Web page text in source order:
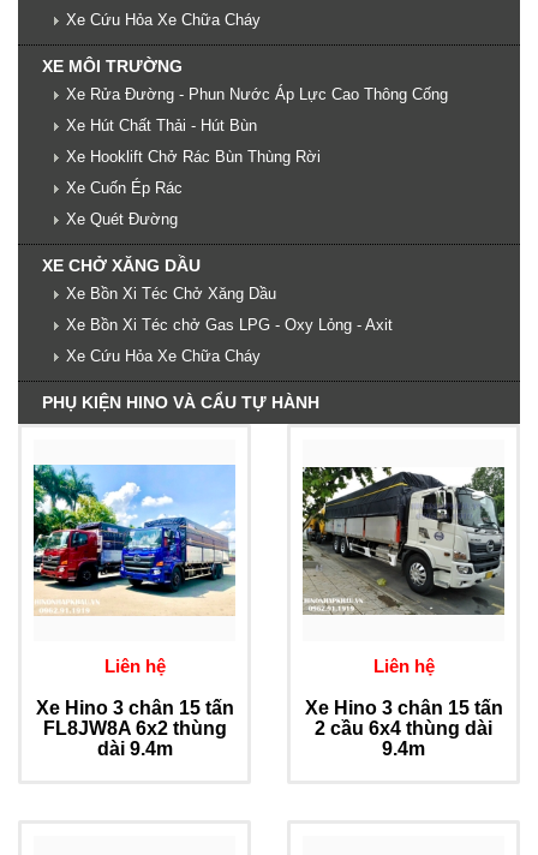
Xe Cứu Hỏa Xe Chữa Cháy
XE MÔI TRƯỜNG
Xe Rửa Đường - Phun Nước Áp Lực Cao Thông Cống
Xe Hút Chất Thải - Hút Bùn
Xe Hooklift Chở Rác Bùn Thùng Rời
Xe Cuốn Ép Rác
Xe Quét Đường
XE CHỞ XĂNG DẦU
Xe Bồn Xi Téc Chở Xăng Dầu
Xe Bồn Xi Téc chở Gas LPG - Oxy Lỏng - Axit
Xe Cứu Hỏa Xe Chữa Cháy
PHỤ KIỆN HINO VÀ CẨU TỰ HÀNH
Liên hệ
Xe Hino 3 chân 15 tấn
FL8JW8A 6x2 thùng
dài 9.4m
Liên hệ
Xe Hino 3 chân 15 tấn
2 cầu 6x4 thùng dài
9.4m